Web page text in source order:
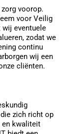
voorop.
voor Veilig
wij eventuele
zodat we
continu
wij een
cliënten.
zich richt op
en kwaliteit